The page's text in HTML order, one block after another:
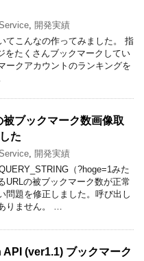
, 開発実績
てこんなの作ってみました。 指
をたくさんブックマークしてい
ークアカウントのランキングを
ブックマーク数画像取
た
, 開発実績
（?hoge=1みた
URLの被ブックマーク数が正常
問題を修正しました。呼び出し
りません。 …
(ver1.1) ブックマーク